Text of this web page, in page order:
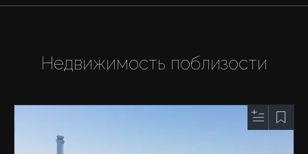
Недвижимость поблизости